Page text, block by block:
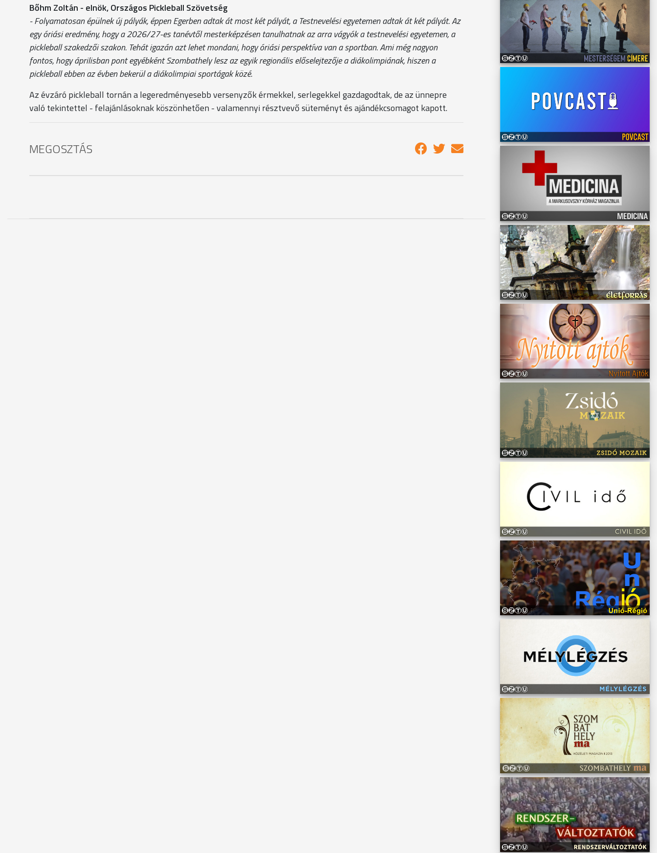
Bőhm Zoltán - elnök, Országos Pickleball Szövetség
- Folyamatosan épülnek új pályák, éppen Egerben adtak át most két pályát, a Testnevelési egyetemen adtak át két pályát. Az
egy óriási eredmény, hogy a 2026/27-es tanévtől mesterképzésen tanulhatnak az arra vágyók a testnevelési egyetemen, a
pickleball szakedzői szakon. Tehát igazán azt lehet mondani, hogy óriási perspektíva van a sportban. Ami még nagyon
fontos, hogy áprilisban pont egyébként Szombathely lesz az egyik regionális előselejtezője a diákolimpiának, hiszen a
pickleball ebben az évben bekerül a diákolimpiai sportágak közé.
Az évzáró pickleball tornán a legeredményesebb versenyzők érmekkel, serlegekkel gazdagodtak, de az ünnepre
való tekintettel - felajánlásoknak köszönhetően - valamennyi résztvevő süteményt és ajándékcsomagot kapott.
MEGOSZTÁS